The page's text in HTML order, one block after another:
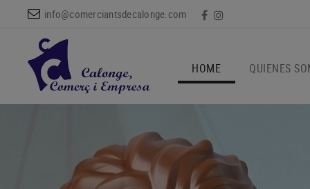
info@comerciantsdecalonge.com
HOME QUIENES